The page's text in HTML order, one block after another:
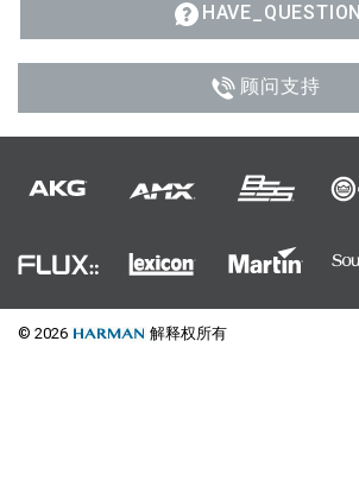
HAVE_QUESTION
顾问支持
© 2026 解释权所有